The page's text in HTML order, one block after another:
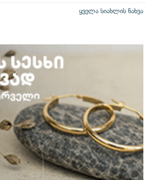
ყველა სიახლის ნახვა